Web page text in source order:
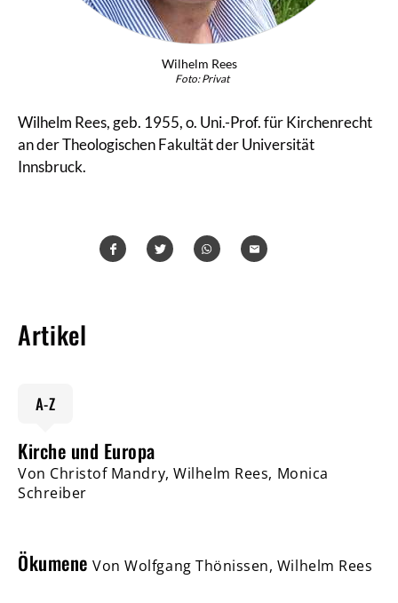
Wilhelm Rees
Foto: Privat
Wilhelm Rees, geb. 1955, o. Uni.-Prof. für Kirchenrecht
an der Theologischen Fakultät der Universität
Innsbruck.
Artikel
A-Z
Kirche und Europa
Von Christof Mandry, Wilhelm Rees, Monica
Schreiber
Ökumene Von Wolfgang Thönissen, Wilhelm Rees